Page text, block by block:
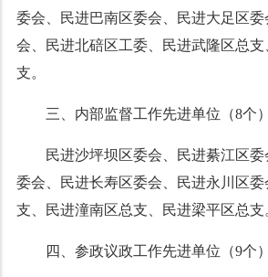
委会、民进巴南区委会、民进大足区
会、民进北碚区工委、民进武隆区总支
支。
三、内部监督工作先进单位（8个）
民进沙坪坝区委会、民进綦江区
委会、民进长寿区委会、民进永川区
支、民进潼南区总支、民进梁平区总支
四、参政议政工作先进单位（9个）